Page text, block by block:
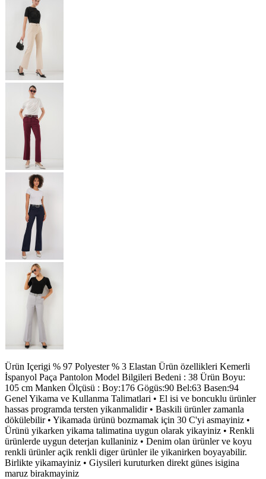
Ürün Içerigi % 97 Polyester % 3 Elastan Ürün özellikleri Kemerli
İspanyol Paça Pantolon Model Bilgileri Bedeni : 38 Ürün Boyu:
105 cm Manken Ölçüsü : Boy:176 Gögüs:90 Bel:63 Basen:94
Genel Yikama ve Kullanma Talimatlari • El isi ve boncuklu ürünler
hassas programda tersten yikanmalidir • Baskili ürünler zamanla
dökülebilir • Yikamada ürünü bozmamak için 30 C'yi asmayiniz •
Ürünü yikarken yikama talimatina uygun olarak yikayiniz • Renkli
ürünlerde uygun deterjan kullaniniz • Denim olan ürünler ve koyu
renkli ürünler açik renkli diger ürünler ile yikanirken boyayabilir.
Birlikte yikamayiniz • Giysileri kuruturken direkt günes isigina
maruz birakmayiniz